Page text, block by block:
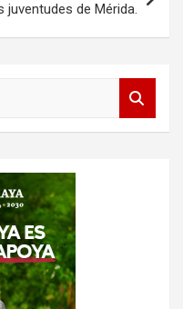
juventudes de Mérida.